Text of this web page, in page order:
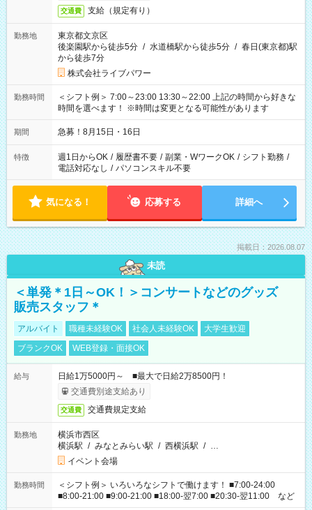
交通費 支給（規定有り）
勤務地
東京都文京区
後楽園駅から徒歩5分 / 水道橋駅から徒歩5分 / 春日(東京都)駅
から徒歩7分
株式会社ライブパワー
勤務時間
＜シフト例＞ 7:00～23:00 13:30～22:00 上記の時間から好きな
時間を選べます！ ※時間は変更となる可能性があります
期間 急募！8月15日・16日
特徴 週1日からOK / 履歴書不要 / 副業・WワークOK / シフト勤務 /
電話対応なし / パソコンスキル不要
気になる！ 応募する 詳細へ
掲載日：2026.08.07
未読
＜単発＊1日～OK！＞コンサートなどのグッズ
販売スタッフ＊
アルバイト 職種未経験OK 社会人未経験OK
大学生歓迎
ブランクOK
WEB登録・面接OK
給与
日給1万5000円～ ■最大で日給2万8500円！
交通費別途支給あり
交通費 交通費規定支給
勤務地
横浜市西区
横浜駅 / みなとみらい駅 / 西横浜駅 / …
イベント会場
勤務時間
＜シフト例＞ いろいろなシフトで働けます！ ■7:00-24:00
■8:00-21:00 ■9:00-21:00 ■18:00-翌7:00 ■20:30-翌11:00 など